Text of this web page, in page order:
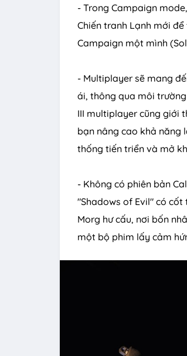
- Trong Campaign
Chiến tranh Lạnh mới
Campaign một mình
- Multiplayer sẽ mang
ái, thông qua môi
III multiplayer cũng giới
bạn nâng cao khả năng
thống tiến triển và mở
- Không có phiên bản
"Shadows of Evil" có
Morg hư cấu, nơi bốn
một bộ phim lấy cảm